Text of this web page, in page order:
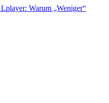
Warum „Weniger“